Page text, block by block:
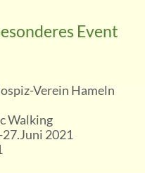
Event
Verein Hameln
Walking
2021